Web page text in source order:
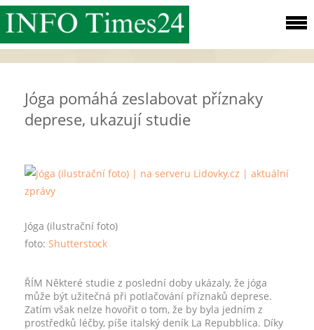
Jóga pomáhá zeslabovat příznaky
deprese, ukazují studie
Jóga (ilustrační foto)
foto: Shutterstock
ŘÍM Některé studie z poslední doby ukázaly, že jóga
může být užitečná při potlačování příznaků deprese.
Zatím však nelze hovořit o tom, že by byla jedním z
prostředků léčby, píše italský deník La Repubblica. Díky